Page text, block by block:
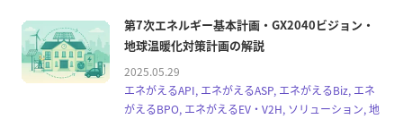
第7次エネルギー基本計画・GX2040ビジョン・
地球温暖化対策計画の解説
2025.05.29
エネがえるAPI, エネがえるASP, エネがえるBiz, エネ
がえるBPO, エネがえるEV・V2H, ソリューション, 地